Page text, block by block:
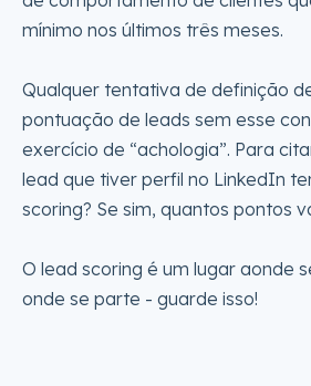
mínimo nos últimos três meses.
Qualquer tentativa de definição
pontuação de leads sem esse
exercício de “achologia”. Para
lead que tiver perfil no LinkedIn
scoring? Se sim, quantos pontos
O lead scoring é um lugar aonde
onde se parte - guarde isso!